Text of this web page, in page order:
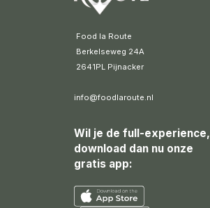
Food la Route
Berkelseweg 24A
2641PL Pijnacker
info@foodlaroute.nl
Wil je de full-experience,
download dan nu onze
gratis app: